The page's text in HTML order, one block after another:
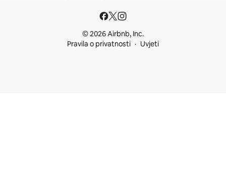
© 2026 Airbnb, Inc.
Pravila o privatnosti
Uvjeti